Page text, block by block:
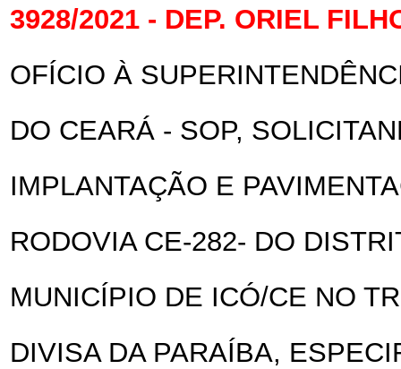
3928/2021 - DEP. ORIEL
OFÍCIO À
DO CEARÁ - SOP,
IMPLANTAÇÃO E
RODOVIA CE-282- DO
MUNICÍPIO DE ICÓ/CE NO
DIVISA DA PARAÍBA,